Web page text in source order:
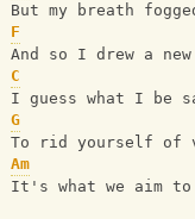
But my breath
F
And so I drew a
C
I guess what I be
G
To rid yourself of
Am
It's what we aim